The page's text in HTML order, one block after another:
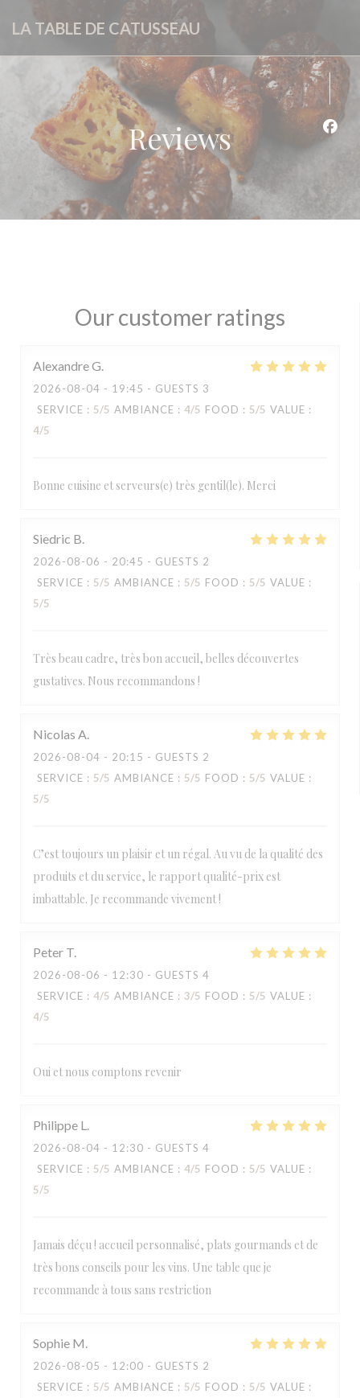
Personalizing your cookie choices
LA TABLE DE CATUSSEAU
Reviews
Our customer ratings
AlexandreG
2026-08-04 - 19:45 - GUESTS 3
SERVICE : 5/5 AMBIANCE : 4/5 FOOD : 5/5 VALUE :
4/5
Bonne cuisine et serveurs(e) très gentil(le). Merci
Siedric B
2026-08-06 - 20:45 - GUESTS 2
SERVICE : 5/5 AMBIANCE : 5/5 FOOD : 5/5 VALUE :
5/5
Très beau cadre, très bon accueil, belles découvertes
gustatives. Nous recommandons !
Nicolas A
2026-08-04 - 20:15 - GUESTS 2
SERVICE : 5/5 AMBIANCE : 5/5 FOOD : 5/5 VALUE :
5/5
C’est toujours un plaisir et un régal. Au vu de la qualité des
produits et du service, le rapport qualité-prix est
imbattable. Je recommande vivement !
Peter T
2026-08-06 - 12:30 - GUESTS 4
SERVICE : 4/5 AMBIANCE : 3/5 FOOD : 5/5 VALUE :
4/5
Oui et nous comptons revenir
Philippe L
2026-08-04 - 12:30 - GUESTS 4
SERVICE : 5/5 AMBIANCE : 4/5 FOOD : 5/5 VALUE :
5/5
Jamais déçu ! accueil personnalisé, plats gourmands et de
très bons conseils pour les vins. Une table que je
recommande à tous sans restriction
Sophie M
2026-08-05 - 12:00 - GUESTS 2
SERVICE : 5/5 AMBIANCE : 5/5 FOOD : 5/5 VALUE :